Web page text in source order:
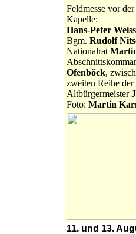
Feldmesse vor
Kapelle:
Hans-Peter Weiss
Bgm. Rudolf
Nationalrat
Ofenböck,
zweiten Reihe der
Altbürgermeister
Foto: Martin
11. und 13.